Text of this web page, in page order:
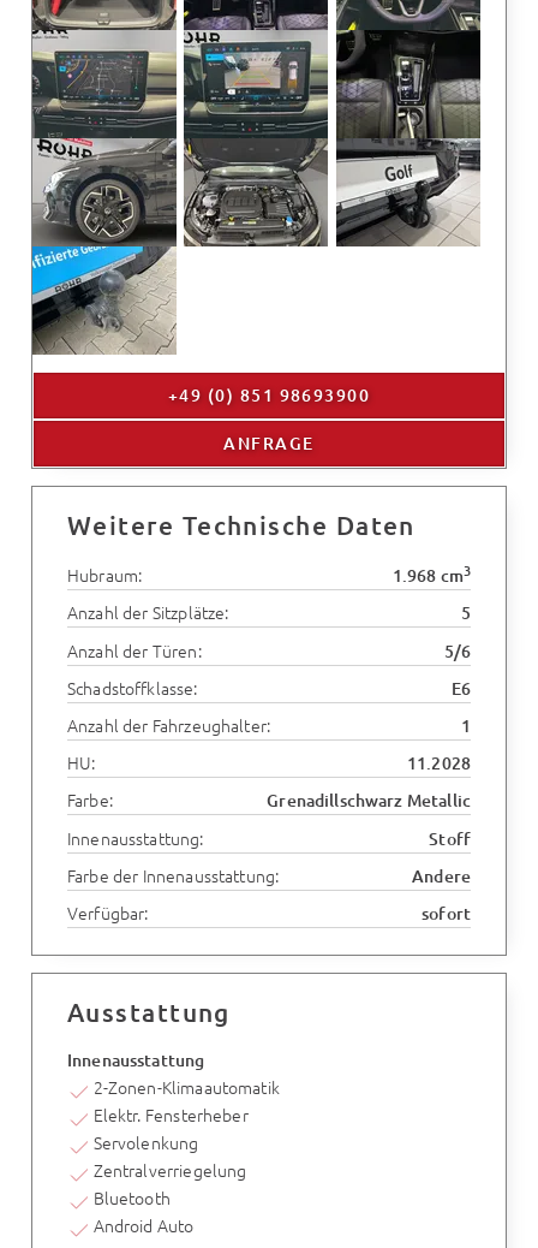
+49 (0) 851 98693900
ANFRAGE
Weitere Technische Daten
Hubraum: 1.968 cm3
Anzahl der Sitzplätze: 5
Anzahl der Türen: 5/6
Schadstoffklasse: E6
Anzahl der Fahrzeughalter: 1
HU: 11.2028
Farbe: Grenadillschwarz Metallic
Innenausstattung: Stoff
Farbe der Innenausstattung: Andere
Verfügbar: sofort
Ausstattung
Innenausstattung
2-Zonen-Klimaautomatik
Elektr. Fensterheber
Servolenkung
Zentralverriegelung
Bluetooth
Android Auto